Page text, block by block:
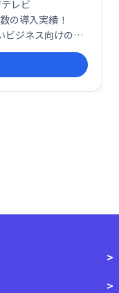
レビ
の導入実績！
ジネス向けの動